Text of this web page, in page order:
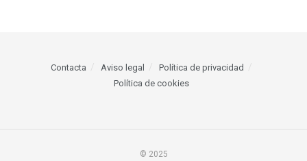
Contacta Aviso legal
Política de privacidad
Política de cookies
© 2025